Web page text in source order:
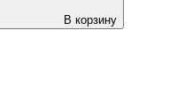
В корзину